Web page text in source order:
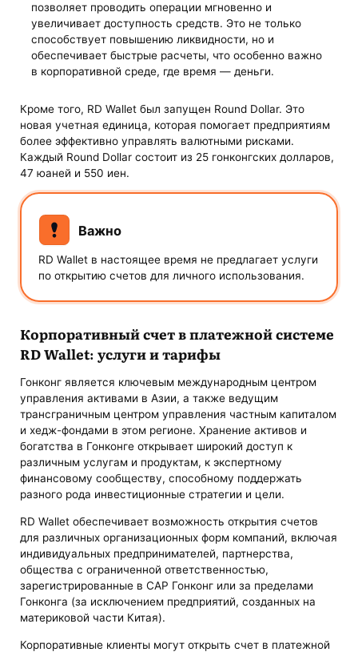
позволяет проводить операции мгновенно и
увеличивает доступность средств. Это не только
способствует повышению ликвидности, но и
обеспечивает быстрые расчеты, что особенно важно
в корпоративной среде, где время — деньги.
Кроме того, RD Wallet был запущен Round Dollar. Это
новая учетная единица, которая помогает предприятиям
более эффективно управлять валютными рисками.
Каждый Round Dollar состоит из 25 гонконгских долларов,
47 юаней и 550 иен.
Важно
RD Wallet в настоящее время не предлагает услуги
по открытию счетов для личного использования.
Корпоративный счет в платежной системе
RD Wallet: услуги и тарифы
Гонконг является ключевым международным центром
управления активами в Азии, а также ведущим
трансграничным центром управления частным капиталом
и хедж-фондами в этом регионе. Хранение активов и
богатства в Гонконге открывает широкий доступ к
различным услугам и продуктам, к экспертному
финансовому сообществу, способному поддержать
разного рода инвестиционные стратегии и цели.
RD Wallet обеспечивает возможность открытия счетов
для различных организационных форм компаний, включая
индивидуальных предпринимателей, партнерства,
общества с ограниченной ответственностью,
зарегистрированные в САР Гонконг или за пределами
Гонконга (за исключением предприятий, созданных на
материковой части Китая).
Корпоративные клиенты могут открыть счет в платежной